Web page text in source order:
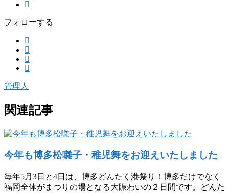
フォローする
管理人
関連記事
今年も博多松囃子・稚児舞をお迎えいたしました
毎年5月3日と4日は、博多どんたく港祭り！博多だけでなく
福岡全体がまつりの場となる大賑わいの２日間です。どんた